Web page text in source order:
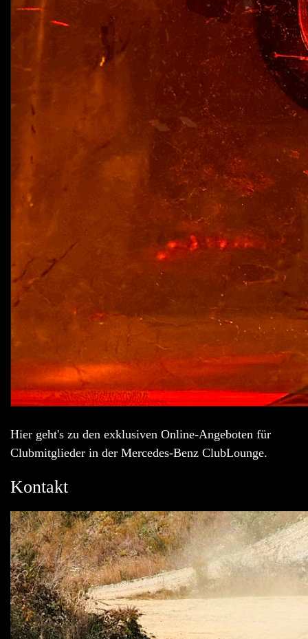
Hier geht's zu den exklusiven Online-Angeboten für
Clubmitglieder in der Mercedes-Benz ClubLounge.
Kontakt